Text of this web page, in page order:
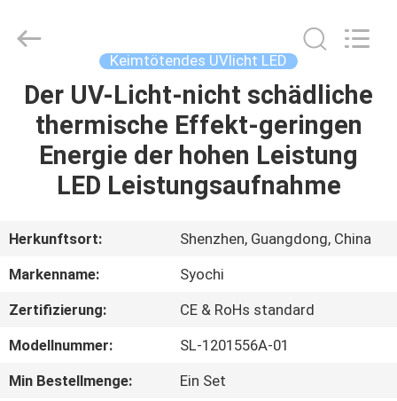
HAUS
PRODUKTE
UNS
AUSFLUG
QUALITÄTSKONTROLLE
Electronics
Reserved.
Keimtötendes UVlicht LED
Der UV-Licht-nicht schädliche
thermische Effekt-geringen
Energie der hohen Leistung
LED Leistungsaufnahme
Herkunftsort:
Shenzhen, Guangdong, China
Markenname:
Syochi
Zertifizierung:
CE & RoHs standard
Modellnummer:
SL-1201556A-01
Min Bestellmenge:
Ein Set